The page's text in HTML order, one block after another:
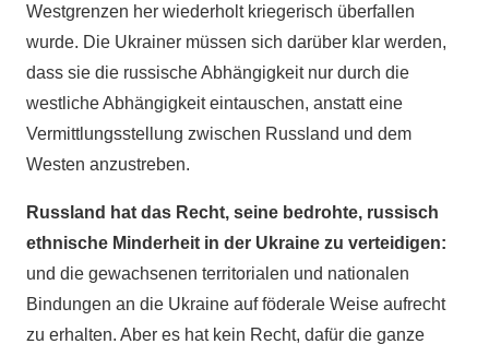
Westgrenzen her wiederholt kriegerisch überfallen
wurde. Die Ukrainer müssen sich darüber klar werden,
dass sie die russische Abhängigkeit nur durch die
westliche Abhängigkeit eintauschen, anstatt eine
Vermittlungsstellung zwischen Russland und dem
Westen anzustreben.
Russland hat das Recht, seine bedrohte, russisch
ethnische Minderheit in der Ukraine zu verteidigen:
und die gewachsenen territorialen und nationalen
Bindungen an die Ukraine auf föderale Weise aufrecht
zu erhalten. Aber es hat kein Recht, dafür die ganze